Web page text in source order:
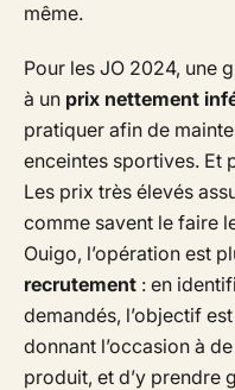
même.
Pour les JO 2024, une
à un prix nettement
pratiquer afin de
enceintes sportives. Et
Les prix très élevés
comme savent le faire
Ouigo, l’opération est
recrutement : en
demandés, l’objectif
donnant l’occasion à
produit, et d’y prendre